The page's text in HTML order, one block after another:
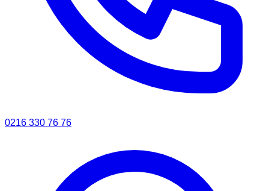
0216 330 76 76